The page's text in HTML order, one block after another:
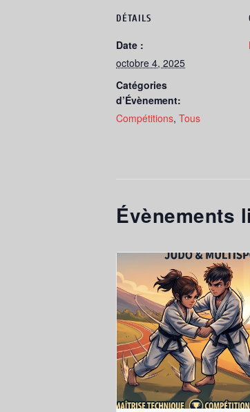
DÉTAILS
Date :
octobre 4, 2025
Catégories
d’Évènement:
Compétitions, Tous
Évènements